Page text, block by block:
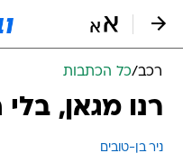
רכב/כל הכתבות
רנו מגאן, בלי
ניר בן-טובים